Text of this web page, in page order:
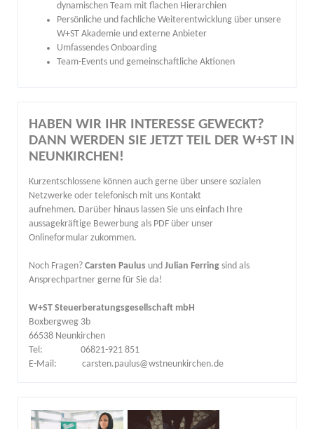
dynamischen Team mit flachen Hierarchien
Persönliche und fachliche Weiterentwicklung über unsere
W+ST Akademie und externe Anbieter
Umfassendes Onboarding
Team-Events und gemeinschaftliche Aktionen
HABEN WIR IHR INTERESSE GEWECKT?
DANN WERDEN SIE JETZT TEIL DER W+ST IN
NEUNKIRCHEN!
Kurzentschlossene können auch gerne über unsere sozialen
Netzwerke oder telefonisch mit uns Kontakt
aufnehmen. Darüber hinaus lassen Sie uns einfach Ihre
aussagekräftige Bewerbung als PDF über unser
Onlineformular zukommen.
Noch Fragen? Carsten Paulus und Julian Ferring sind als
Ansprechpartner gerne für Sie da!
W+ST Steuerberatungsgesellschaft mbH
Boxbergweg 3b
66538 Neunkirchen
Tel: 06821-921 851
E-Mail: carsten.paulus@wstneunkirchen.de